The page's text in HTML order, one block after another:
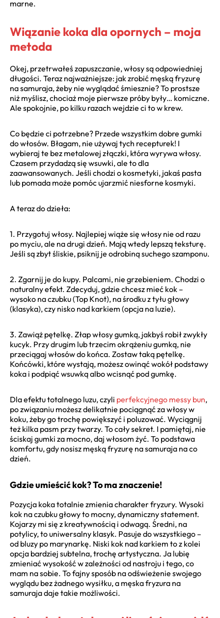
marne.
Wiązanie koka dla opornych – moja
metoda
Okej, przetrwałeś zapuszczanie, włosy są odpowiedniej
długości. Teraz najważniejsze: jak zrobić męską fryzurę
na samuraja, żeby nie wyglądać śmiesznie? To prostsze
niż myślisz, chociaż moje pierwsze próby były… komiczne.
Ale spokojnie, po kilku razach wejdzie ci to w krew.
Co będzie ci potrzebne? Przede wszystkim dobre gumki
do włosów. Błagam, nie używaj tych recepturek! I
wybieraj te bez metalowej złączki, która wyrywa włosy.
Czasem przydadzą się wsuwki, ale to dla
zaawansowanych. Jeśli chodzi o kosmetyki, jakaś pasta
lub pomada może pomóc ujarzmić niesforne kosmyki.
A teraz do dzieła:
1. Przygotuj włosy. Najlepiej wiąże się włosy nie od razu
po myciu, ale na drugi dzień. Mają wtedy lepszą teksturę.
Jeśli są zbyt śliskie, psiknij je odrobiną suchego szamponu.
2. Zgarnij je do kupy. Palcami, nie grzebieniem. Chodzi o
naturalny efekt. Zdecyduj, gdzie chcesz mieć kok –
wysoko na czubku (Top Knot), na środku z tyłu głowy
(klasyka), czy nisko nad karkiem (opcja na luzie).
3. Zawiąż pętelkę. Złap włosy gumką, jakbyś robił zwykły
kucyk. Przy drugim lub trzecim okrążeniu gumką, nie
przeciągaj włosów do końca. Zostaw taką pętelkę.
Końcówki, które wystają, możesz owinąć wokół podstawy
koka i podpiąć wsuwką albo wcisnąć pod gumkę.
Dla efektu totalnego luzu, czyli perfekcyjnego messy bun,
po związaniu możesz delikatnie pociągnąć za włosy w
koku, żeby go trochę powiększyć i poluzować. Wyciągnij
też kilka pasm przy twarzy. To cały sekret. I pamiętaj, nie
ściskaj gumki za mocno, daj włosom żyć. To podstawa
komfortu, gdy nosisz męską fryzurę na samuraja na co
dzień.
Gdzie umieścić kok? To ma znaczenie!
Pozycja koka totalnie zmienia charakter fryzury. Wysoki
kok na czubku głowy to mocny, dynamiczny statement.
Kojarzy mi się z kreatywnością i odwagą. Średni, na
potylicy, to uniwersalny klasyk. Pasuje do wszystkiego –
od bluzy po marynarkę. Niski kok nad karkiem to z kolei
opcja bardziej subtelna, trochę artystyczna. Ja lubię
zmieniać wysokość w zależności od nastroju i tego, co
mam na sobie. To fajny sposób na odświeżenie swojego
wyglądu bez żadnego wysiłku, a męska fryzura na
samuraja daje takie możliwości.